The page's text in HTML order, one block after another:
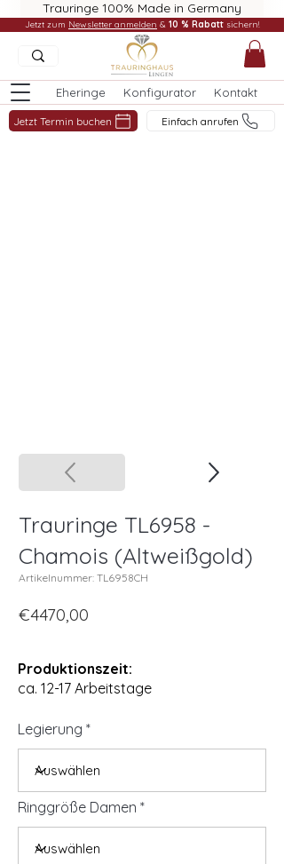
Trauringe 100% Made in Germany
Eheringe Konfigurator Kontakt
Jetzt Termin buchen Einfach anrufen
Jetzt zum Newsletter anmelden & 10 % Rabatt sichern!
Trauringe TL6958 -
Chamois (Altweißgold)
Artikelnummer: TL6958CH
€4470,00
Produktionszeit:
ca. 12-17 Arbeitstage
Legierung
Ringgröße Damen